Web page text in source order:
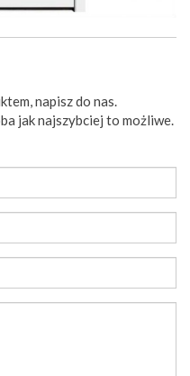
napisz do nas.
jak najszybciej to możliwe.